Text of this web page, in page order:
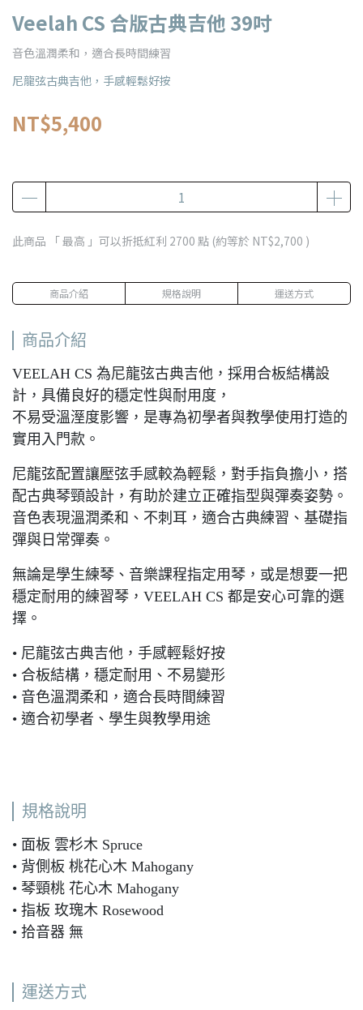
Veelah CS 合版古典吉他 39吋
音色溫潤柔和，適合長時間練習
尼龍弦古典吉他，手感輕鬆好按
NT$5,400
此商品 「 最高 」可以折抵紅利 2700 點 (約等於 NT$2,700 )
商品介紹 規格說明 運送方式
商品介紹
VEELAH CS 為尼龍弦古典吉他，採用合板結構設
計，具備良好的穩定性與耐用度，
不易受溫溼度影響，是專為初學者與教學使用打造的
實用入門款。
尼龍弦配置讓壓弦手感較為輕鬆，對手指負擔小，搭
配古典琴頸設計，有助於建立正確指型與彈奏姿勢。
音色表現溫潤柔和、不刺耳，適合古典練習、基礎指
彈與日常彈奏。
無論是學生練琴、音樂課程指定用琴，或是想要一把
穩定耐用的練習琴，VEELAH CS 都是安心可靠的選
擇。
• 尼龍弦古典吉他，手感輕鬆好按
• 合板結構，穩定耐用、不易變形
• 音色溫潤柔和，適合長時間練習
• 適合初學者、學生與教學用途
規格說明
• 面板 雲杉木 Spruce
• 背側板 桃花心木 Mahogany
• 琴頸桃 花心木 Mahogany
• 指板 玫瑰木 Rosewood
• 拾音器 無
運送方式